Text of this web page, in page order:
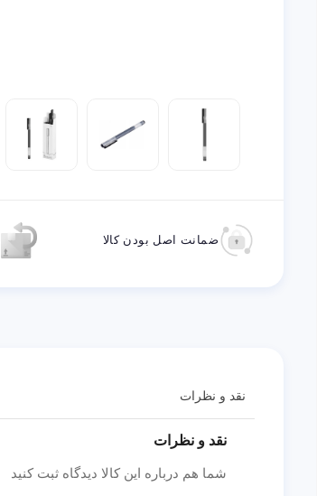
ضمانت اصل بودن کالا
نقد و نظرات
نقد و نظرات
شما هم درباره این کالا دیدگاه ثبت کنید